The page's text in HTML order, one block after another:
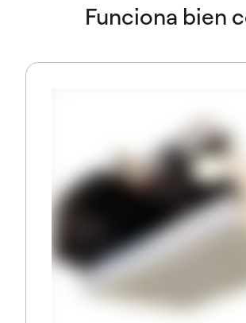
Funciona bien